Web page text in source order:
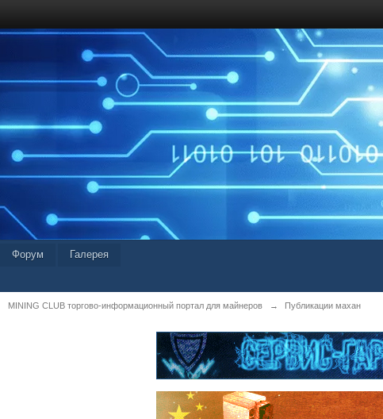
Форум Галерея
MINING CLUB торгово-информационный портал для майнеров → Публикации махан